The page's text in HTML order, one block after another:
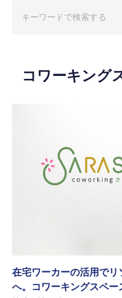
コワーキング
在宅ワーカーの活用で
へ。コワーキングスペ